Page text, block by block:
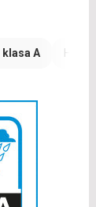
klasa A